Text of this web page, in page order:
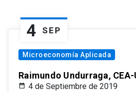
4 SEP
Microeconomía Aplicada
Raimundo Undurraga,
4 de Septiembre de 2019